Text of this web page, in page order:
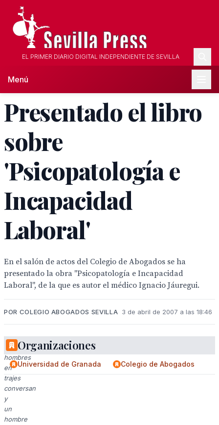
EL PRIMER DIARIO DIGITAL INDEPENDIENTE DE SEVILLA
Menú
Presentado el libro
sobre
'Psicopatología e
Incapacidad
Laboral'
En el salón de actos del Colegio de Abogados se ha
presentado la obra "Psicopatología e Incapacidad
Laboral", de la que es autor el médico Ignacio Jáuregui.
POR COLEGIO ABOGADOS SEVILLA 3 de abril de 2007 a las 18:46
Tres
hombres
en
trajes
conversan
y
un
hombre
Organizaciones
Universidad de Granada Colegio de Abogados